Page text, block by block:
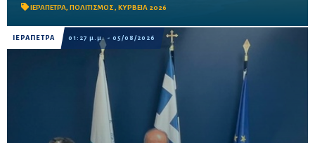
ΙΕΡΑΠΕΤΡΑ, ΠΟΛΙΤΙΣΜΟΣ, ΚΥΡΒΕΙΑ 2026
ΙΕΡΑΠΕΤΡΑ 01:27 μ.μ. - 05/08/2026